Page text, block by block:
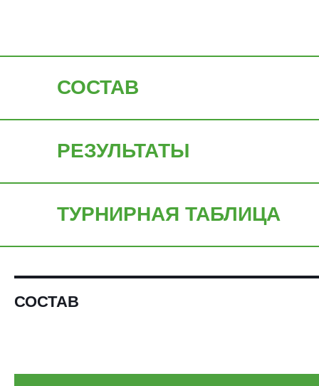
СОСТАВ
РЕЗУЛЬТАТЫ
ТУРНИРНАЯ ТАБЛИЦА
СОСТАВ